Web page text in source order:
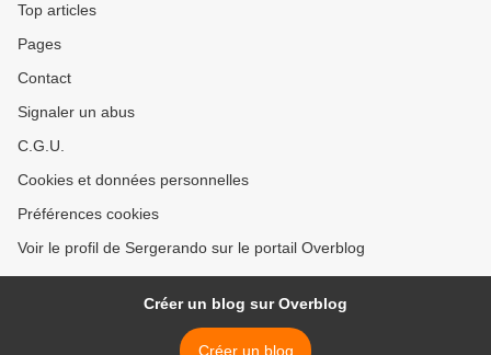
Top articles
Pages
Contact
Signaler un abus
C.G.U.
Cookies et données personnelles
Préférences cookies
Voir le profil de Sergerando sur le portail Overblog
Créer un blog sur Overblog
Créer un blog